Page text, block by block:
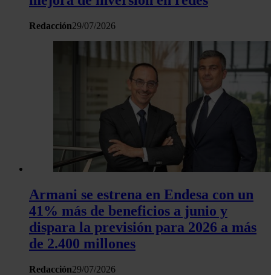
Redacción29/07/2026
Armani se estrena en Endesa con un
41% más de beneficios a junio y
dispara la previsión para 2026 a más
de 2.400 millones
Redacción29/07/2026